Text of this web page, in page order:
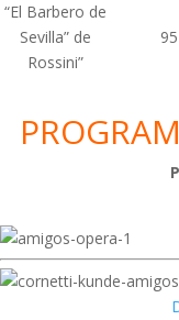
“El Barbero de
Sevilla” de
Rossini”